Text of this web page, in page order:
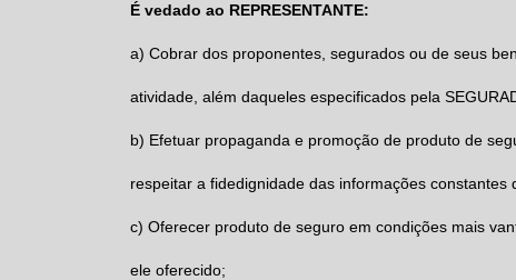
É vedado ao REPRESENTANTE:
a) Cobrar dos proponentes, segurados ou de seus
atividade, além daqueles especificados pela
b) Efetuar propaganda e promoção de produto de
respeitar a fidedignidade das informações constantes
c) Oferecer produto de seguro em condições mais
ele oferecido;